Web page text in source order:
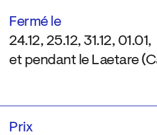
Fermé le
24.12, 25.12, 31.12, 01.01,
et pendant le Laetare
Prix